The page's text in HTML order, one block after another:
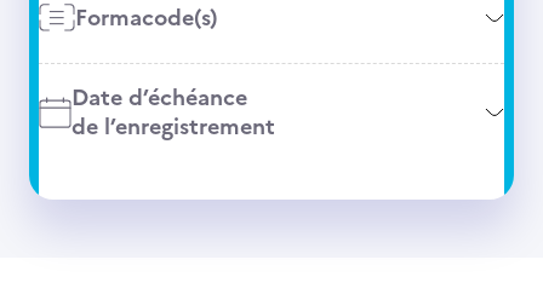
Formacode(s)
Date d’échéance
de l’enregistrement